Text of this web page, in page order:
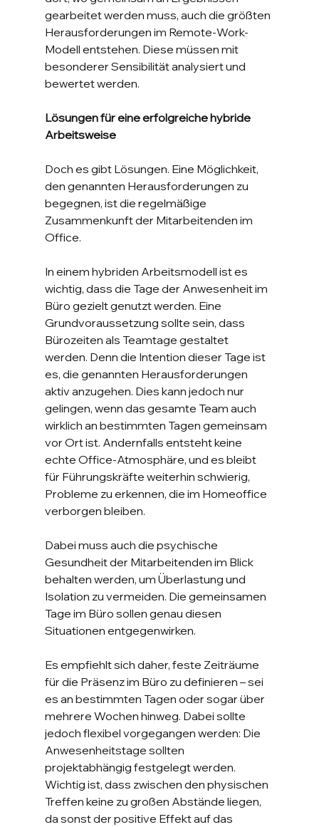
gearbeitet werden muss, auch die größten
Herausforderungen im Remote-Work-
Modell entstehen. Diese müssen mit
besonderer Sensibilität analysiert und
bewertet werden.
Lösungen für eine erfolgreiche hybride
Arbeitsweise
Doch es gibt Lösungen. Eine Möglichkeit,
den genannten Herausforderungen zu
begegnen, ist die regelmäßige
Zusammenkunft der Mitarbeitenden im
Office.
In einem hybriden Arbeitsmodell ist es
wichtig, dass die Tage der Anwesenheit im
Büro gezielt genutzt werden. Eine
Grundvoraussetzung sollte sein, dass
Bürozeiten als Teamtage gestaltet
werden. Denn die Intention dieser Tage ist
es, die genannten Herausforderungen
aktiv anzugehen. Dies kann jedoch nur
gelingen, wenn das gesamte Team auch
wirklich an bestimmten Tagen gemeinsam
vor Ort ist. Andernfalls entsteht keine
echte Office-Atmosphäre, und es bleibt
für Führungskräfte weiterhin schwierig,
Probleme zu erkennen, die im Homeoffice
verborgen bleiben.
Dabei muss auch die psychische
Gesundheit der Mitarbeitenden im Blick
behalten werden, um Überlastung und
Isolation zu vermeiden. Die gemeinsamen
Tage im Büro sollen genau diesen
Situationen entgegenwirken.
Es empfiehlt sich daher, feste Zeiträume
für die Präsenz im Büro zu definieren – sei
es an bestimmten Tagen oder sogar über
mehrere Wochen hinweg. Dabei sollte
jedoch flexibel vorgegangen werden: Die
Anwesenheitstage sollten
projektabhängig festgelegt werden.
Wichtig ist, dass zwischen den physischen
Treffen keine zu großen Abstände liegen,
da sonst der positive Effekt auf das